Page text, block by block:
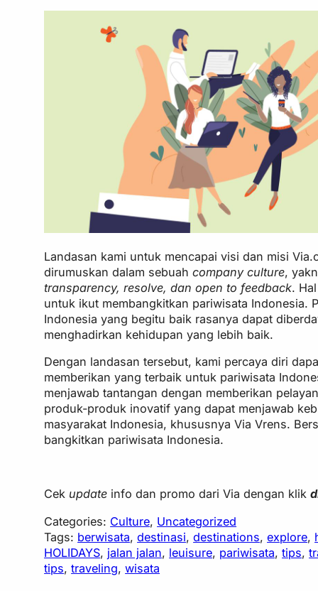
Landasan kami untuk mencapai visi dan misi
dirumuskan dalam sebuahcompany culture,
transparency, resolve, dan open to feedback.
untuk ikut membangkitkan pariwisata Indonesia.
Indonesia yang begitu baik rasanya dapat
menghadirkan kehidupan yang lebih baik.
Dengan landasan tersebut, kami percaya diri
memberikan yang terbaik untuk pariwisata
menjawab tantangan dengan memberikan
produk-produk inovatif yang dapat menjawab
masyarakat Indonesia, khususnya Via Vrens.
bangkitkan pariwisata Indonesia.
Cek update info dan promo dari Via dengan klik
Categories: Culture, Uncategorized
Tags: berwisata, destinasi, destinations, explore,
HOLIDAYS, jalan jalan, leuisure, pariwisata, tips,
tips, traveling, wisata